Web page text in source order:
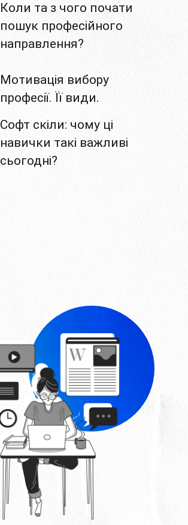
Коли та з чого почати
пошук професійного
направлення?
Мотивація вибору
професії. Її види.
Софт скіли: чому ці
навички такі важливі
сьогодні?